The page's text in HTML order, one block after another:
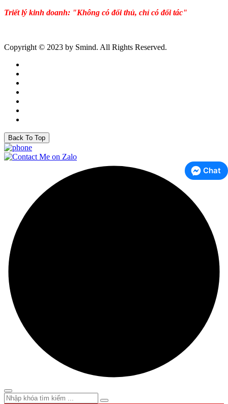
Triết lý kinh doanh: "Không có đối thủ, chỉ có đối tác"
Copyright © 2023 by Smind. All Rights Reserved.
Back To Top
Chat